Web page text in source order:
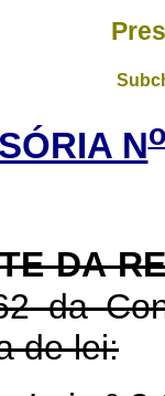
N
DA
da
de lei: